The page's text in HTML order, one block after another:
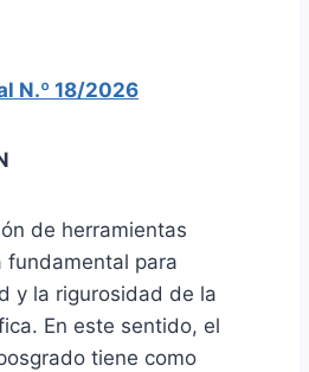
N.º 18/2026
de herramientas
fundamental para
y la rigurosidad de la
En este sentido, el
tiene como